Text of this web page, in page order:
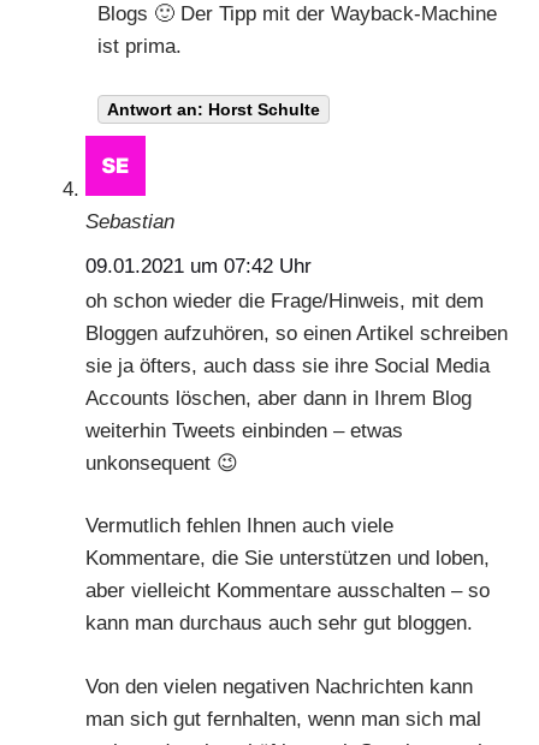
Blogs 🙂 Der Tipp mit der Wayback-Machine
ist prima.
Antwort an: Horst Schulte
Sebastian
09.01.2021 um 07:42 Uhr
oh schon wieder die Frage/Hinweis, mit dem
Bloggen aufzuhören, so einen Artikel schreiben
sie ja öfters, auch dass sie ihre Social Media
Accounts löschen, aber dann in Ihrem Blog
weiterhin Tweets einbinden – etwas
unkonsequent 😉
Vermutlich fehlen Ihnen auch viele
Kommentare, die Sie unterstützen und loben,
aber vielleicht Kommentare ausschalten – so
kann man durchaus auch sehr gut bloggen.
Von den vielen negativen Nachrichten kann
man sich gut fernhalten, wenn man sich mal